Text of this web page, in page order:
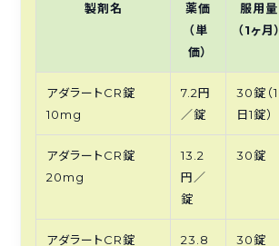
製剤名
薬価
（単
価）
服用量
（1ヶ月）
アダラートCR錠
10mg
7.2円
／錠
30錠（1
日1錠）
アダラートCR錠
20mg
13.2
円／
錠
30錠
アダラートCR錠
23.8
30錠